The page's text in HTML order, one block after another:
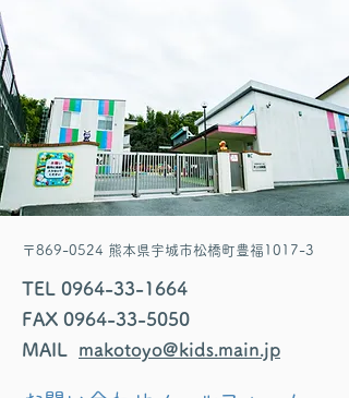
〒869-0524 熊本県宇城市松橋町豊福1017-3
TEL 0964-33-1664
FAX 0964-33-5050
MAIL makotoyo@kids.main.jp